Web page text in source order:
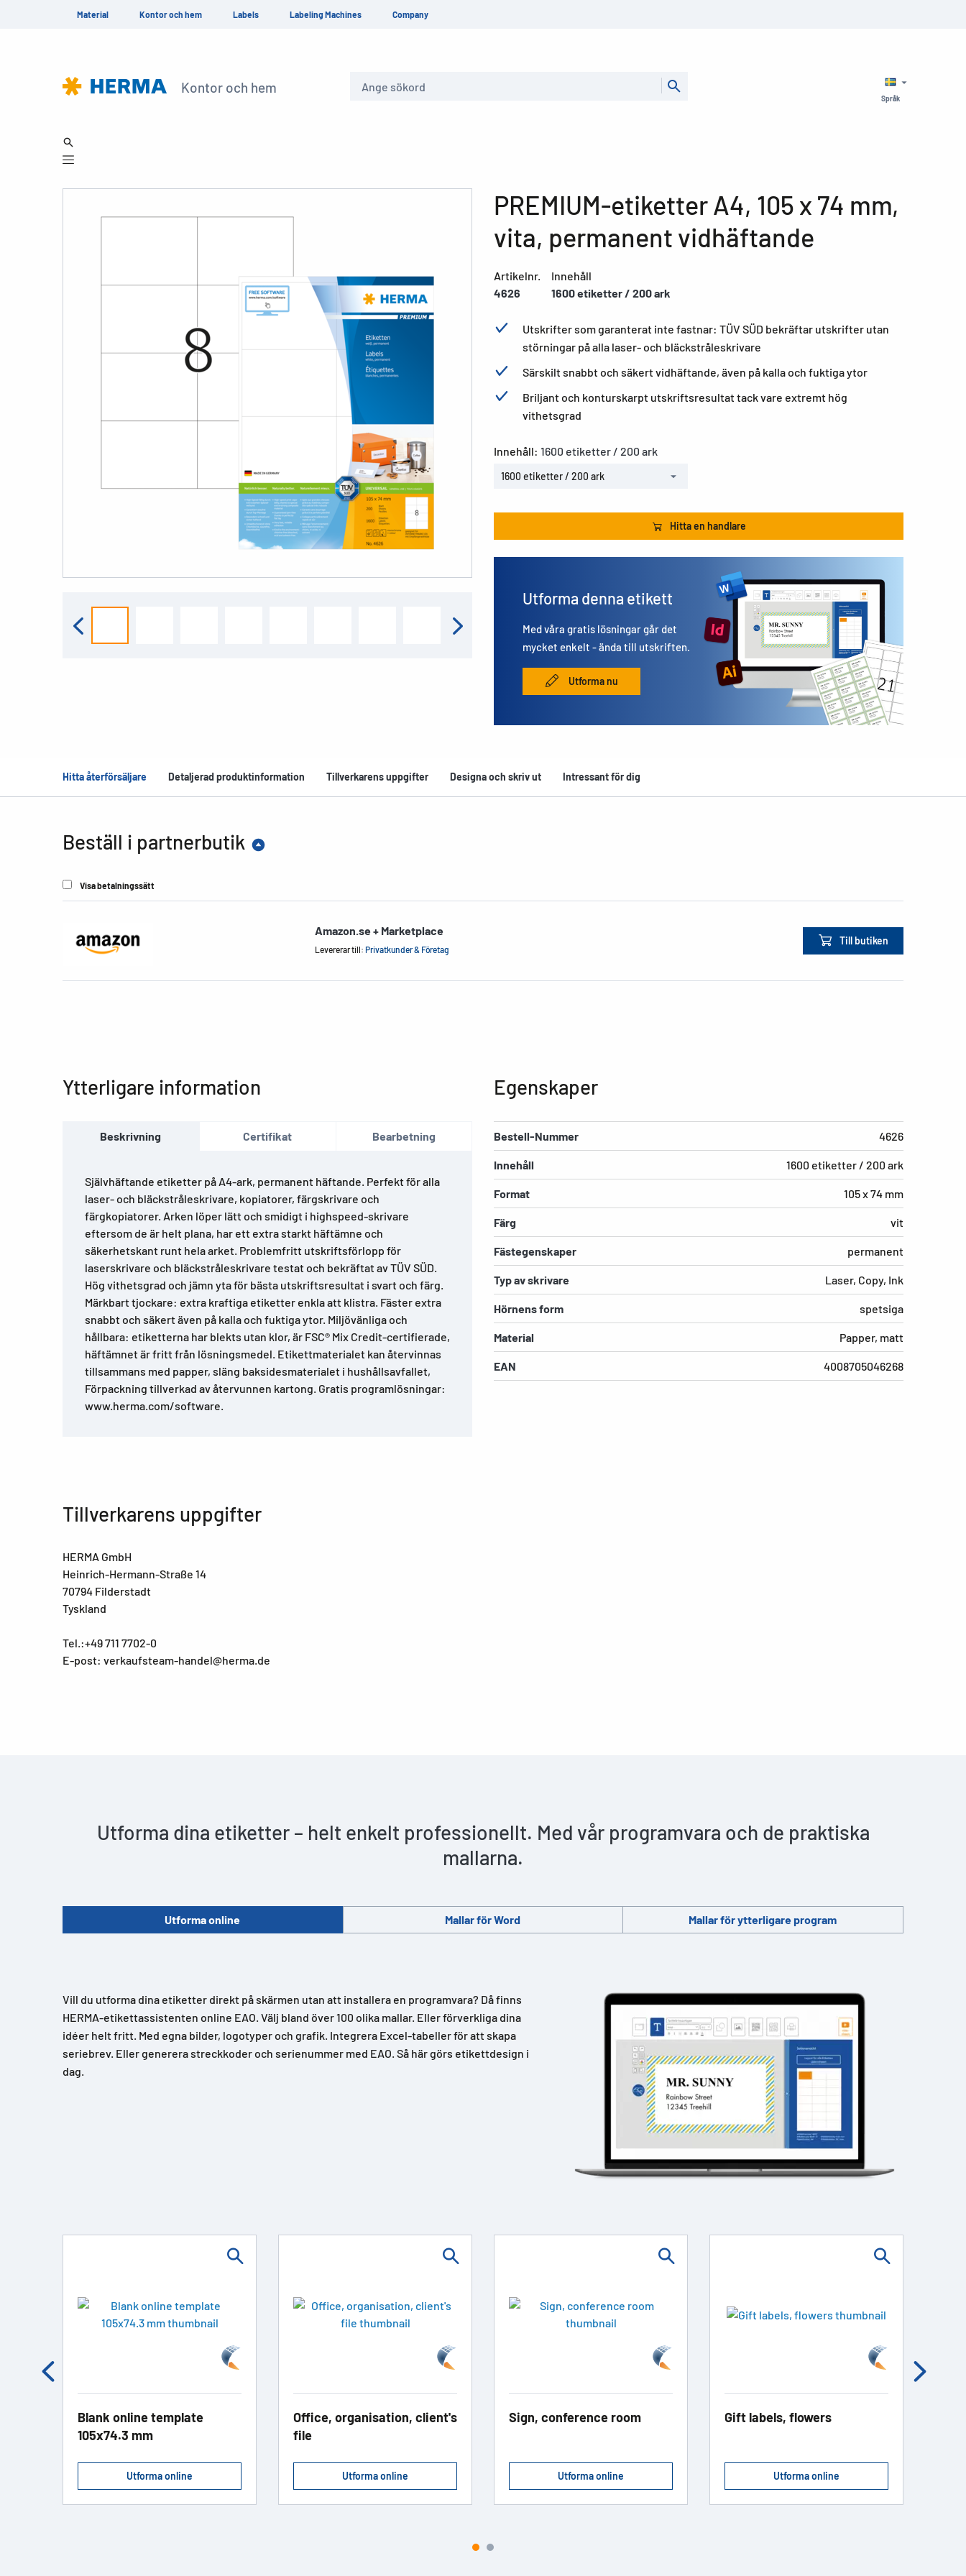
Material Kontor och hem Labels Labeling Machines Company
Kontor och hem
Språk
PREMIUM-etiketter A4, 105 x 74 mm,
vita, permanent vidhäftande
Artikelnr.
4626
Innehåll
1600 etiketter / 200 ark
Utskrifter som garanterat inte fastnar: TÜV SÜD bekräftar utskrifter utan
störningar på alla laser- och bläckstråleskrivare
Särskilt snabbt och säkert vidhäftande, även på kalla och fuktiga ytor
Briljant och konturskarpt utskriftsresultat tack vare extremt hög
vithetsgrad
Innehåll: 1600 etiketter / 200 ark
1600 etiketter / 200 ark
Hitta en handlare
Utforma denna etikett
Med våra gratis lösningar går det
mycket enkelt - ända till utskriften.
Utforma nu
Hitta återförsäljare Detaljerad produktinformation Tillverkarens uppgifter Designa och skriv ut Intressant för dig
Beställ i partnerbutik
Visa betalningssätt
Amazon.se + Marketplace
Levererar till: Privatkunder & Företag
Till butiken
Ytterligare information
Beskrivning Certifikat Bearbetning
Självhäftande etiketter på A4-ark, permanent häftande. Perfekt för alla
laser- och bläckstråleskrivare, kopiatorer, färgskrivare och
färgkopiatorer. Arken löper lätt och smidigt i highspeed-skrivare
eftersom de är helt plana, har ett extra starkt häftämne och
säkerhetskant runt hela arket. Problemfritt utskriftsförlopp för
laserskrivare och bläckstråleskrivare testat och bekräftat av TÜV SÜD.
Hög vithetsgrad och jämn yta för bästa utskriftsresultat i svart och färg.
Märkbart tjockare: extra kraftiga etiketter enkla att klistra. Fäster extra
snabbt och säkert även på kalla och fuktiga ytor. Miljövänliga och
hållbara: etiketterna har blekts utan klor, är FSC® Mix Credit-certifierade,
häftämnet är fritt från lösningsmedel. Etikettmaterialet kan återvinnas
tillsammans med papper, släng baksidesmaterialet i hushållsavfallet,
Förpackning tillverkad av återvunnen kartong. Gratis programlösningar:
www.herma.com/software.
Egenskaper
Bestell-Nummer 4626
Innehåll 1600 etiketter / 200 ark
Format 105 x 74 mm
Färg vit
Fästegenskaper permanent
Typ av skrivare Laser, Copy, Ink
Hörnens form spetsiga
Material Papper, matt
EAN 4008705046268
Tillverkarens uppgifter
HERMA GmbH
Heinrich-Hermann-Straße 14
70794 Filderstadt
Tyskland
Tel.:+49 711 7702-0
E-post: verkaufsteam-handel@herma.de
Utforma dina etiketter – helt enkelt professionellt. Med vår programvara och de praktiska
mallarna.
Utforma online Mallar för Word Mallar för ytterligare program
Vill du utforma dina etiketter direkt på skärmen utan att installera en programvara? Då finns
HERMA-etikettassistenten online EAO. Välj bland över 100 olika mallar. Eller förverkliga dina
idéer helt fritt. Med egna bilder, logotyper och grafik. Integrera Excel-tabeller för att skapa
seriebrev. Eller generera streckkoder och serienummer med EAO. Så här görs etikettdesign i
dag.
Blank online template
105x74.3 mm
Utforma online
Office, organisation, client's
file
Utforma online
Sign, conference room
Utforma online
Gift labels, flowers
Utforma online